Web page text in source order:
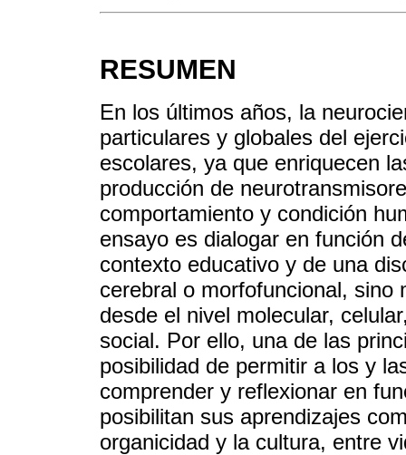
RESUMEN
En los últimos años, la
particulares y globales del
escolares, ya que enriquecen
producción de
comportamiento y condición
ensayo es dialogar en función
contexto educativo y de una
cerebral o morfofuncional, sino
desde el nivel molecular,
social. Por ello, una de las
posibilidad de permitir a los y
comprender y reflexionar en
posibilitan sus aprendizajes
organicidad y la cultura, entre